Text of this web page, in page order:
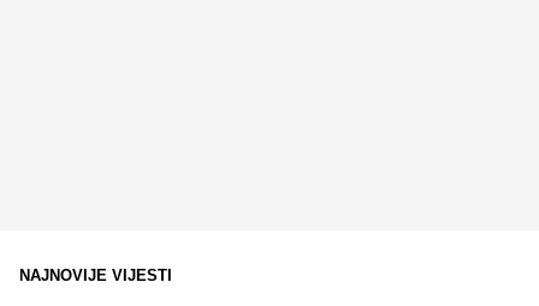
NAJNOVIJE VIJESTI